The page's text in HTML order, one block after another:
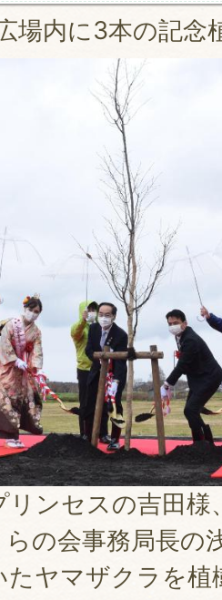
場内に3本の記念
ンセスの吉田様
の会事務局長の
たヤマザクラを